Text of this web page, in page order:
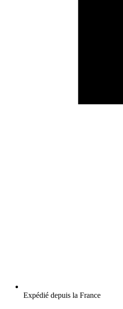
Expédié depuis la France